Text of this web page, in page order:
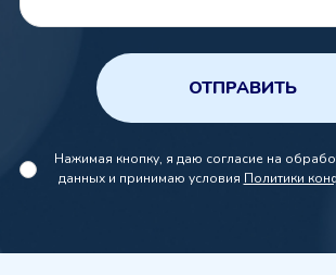
ОТПРАВИТЬ
Нажимая кнопку, я даю согласие на
данных и принимаю условия Политики